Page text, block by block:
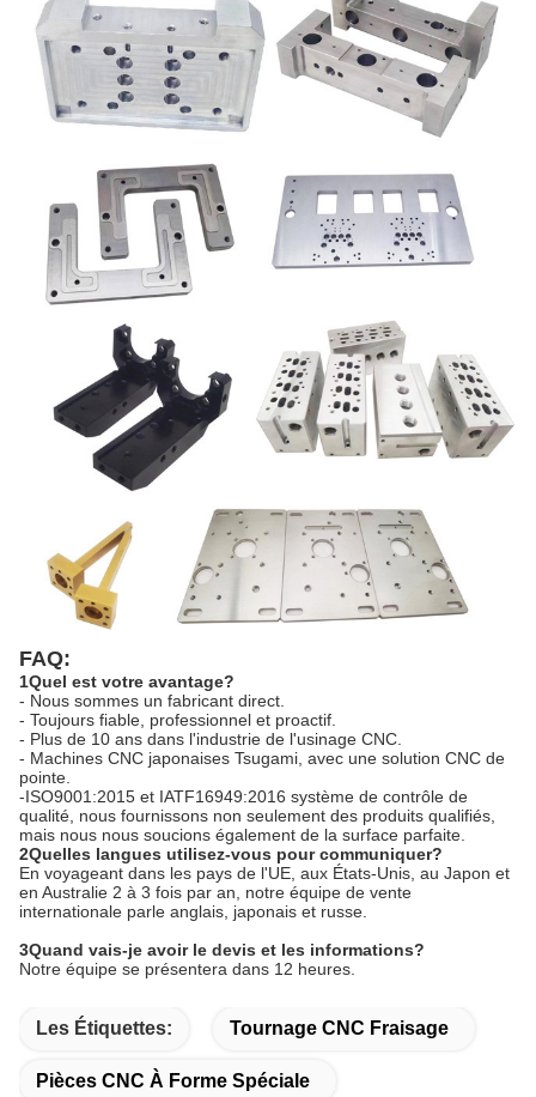
FAQ:
1Quel est votre avantage?
- Nous sommes un fabricant direct.
- Toujours fiable, professionnel et proactif.
- Plus de 10 ans dans l'industrie de l'usinage CNC.
- Machines CNC japonaises Tsugami, avec une solution CNC de
pointe.
-ISO9001:2015 et IATF16949:2016 système de contrôle de
qualité, nous fournissons non seulement des produits qualifiés,
mais nous nous soucions également de la surface parfaite.
2Quelles langues utilisez-vous pour communiquer?
En voyageant dans les pays de l'UE, aux États-Unis, au Japon et
en Australie 2 à 3 fois par an, notre équipe de vente
internationale parle anglais, japonais et russe.
3Quand vais-je avoir le devis et les informations?
Notre équipe se présentera dans 12 heures.
Les Étiquettes: Tournage CNC Fraisage
Pièces CNC À Forme Spéciale